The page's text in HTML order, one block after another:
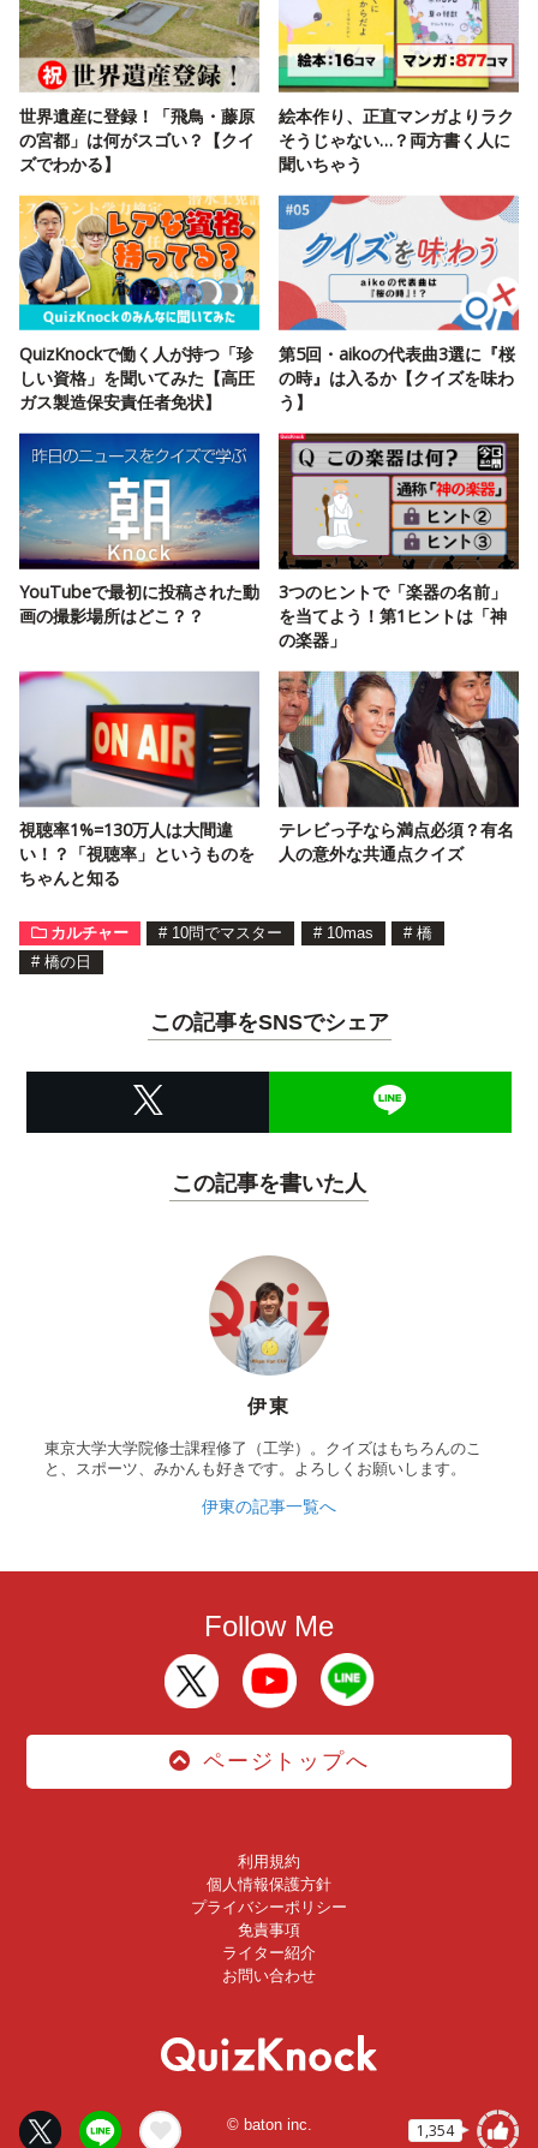
1,354
世界遺産に登録！「飛鳥・藤原
の宮都」は何がスゴい？【クイ
ズでわかる】
絵本作り、正直マンガよりラク
そうじゃない…？両方書く人に
聞いちゃう
QuizKnockで働く人が持つ「珍
しい資格」を聞いてみた【高圧
ガス製造保安責任者免状】
第5回・aikoの代表曲3選に『桜
の時』は入るか【クイズを味わ
う】
YouTubeで最初に投稿された動
画の撮影場所はどこ？？
3つのヒントで「楽器の名前」
を当てよう！第1ヒントは「神
の楽器」
視聴率1%=130万人は大間違
い！？「視聴率」というものを
ちゃんと知る
テレビっ子なら満点必須？有名
人の意外な共通点クイズ
カルチャー # 10問でマスター # 10mas # 橋
# 橋の日
この記事をSNSでシェア
この記事を書いた人
伊東
東京大学大学院修士課程修了（工学）。クイズはもちろんのこ
と、スポーツ、みかんも好きです。よろしくお願いします。
伊東の記事一覧へ
Follow Me
ページトップへ
利用規約
個人情報保護方針
プライバシーポリシー
免責事項
ライター紹介
お問い合わせ
© baton inc.